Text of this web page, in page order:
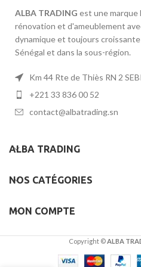
ALBA TRADING est une marque
rénovation et d'ameublement
dynamique et toujours croissante
Sénégal et dans la sous-région.
Km 44 Rte de Thiès RN 2
+221 33 836 00 52
contact@albatrading.sn
ALBA TRADING
NOS CATÉGORIES
MON COMPTE
Copyright ©ALBA